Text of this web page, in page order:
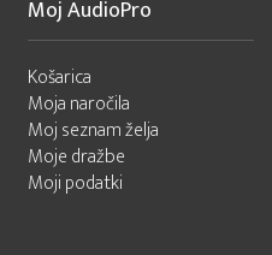
Moj AudioPro
Košarica
Moja naročila
Moj seznam želja
Moje dražbe
Moji podatki